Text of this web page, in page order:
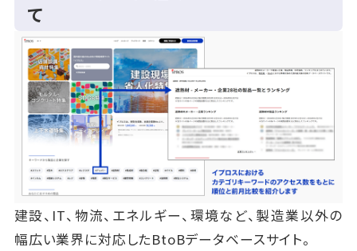
て
建設、IT、物流、エネルギー、環境など、製造業以外の
幅広い業界に対応したBtoBデータベースサイト。